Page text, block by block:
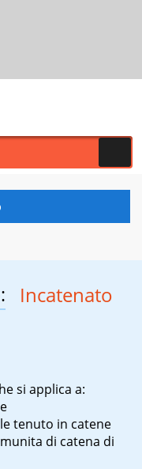
Incatenato
si applica a:
tenuto in catene
di catena di